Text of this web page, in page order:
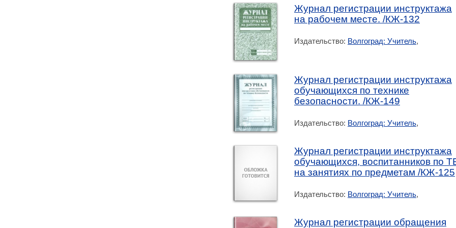
Журнал регистрации инструктажа
на рабочем месте. /КЖ-132
Издательство: Волгоград: Учитель,
Журнал регистрации инструктажа
обучающихся по технике
безопасности. /КЖ-149
Издательство: Волгоград: Учитель,
Журнал регистрации инструктажа
обучающихся, воспитанников по
на занятиях по предметам /КЖ-125
Издательство: Волгоград: Учитель,
Журнал регистрации обращения